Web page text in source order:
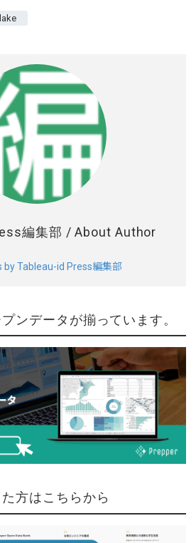
編集部 / About Author
by Tableau-id Press編集部
ンデータが揃っています。
方はこちらから